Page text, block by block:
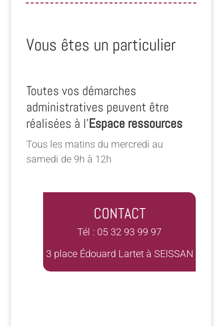
Vous êtes un particulier
Toutes vos démarches
administratives peuvent être
réalisées à l’Espace ressources
Tous les matins du mercredi au
samedi de 9h à 12h
CONTACT
Tél : 05 32 93 99 97
3 place Édouard Lartet à SEISSAN